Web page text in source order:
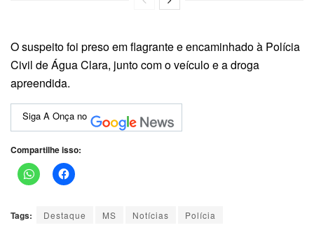
O suspeito foi preso em flagrante e encaminhado à Polícia
Civil de Água Clara, junto com o veículo e a droga
apreendida.
Siga A Onça no
Compartilhe isso:
Tags: Destaque MS Notícias Polícia